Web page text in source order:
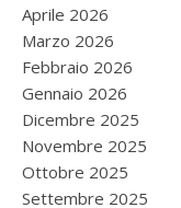
Aprile 2026
Marzo 2026
Febbraio 2026
Gennaio 2026
Dicembre 2025
Novembre 2025
Ottobre 2025
Settembre 2025